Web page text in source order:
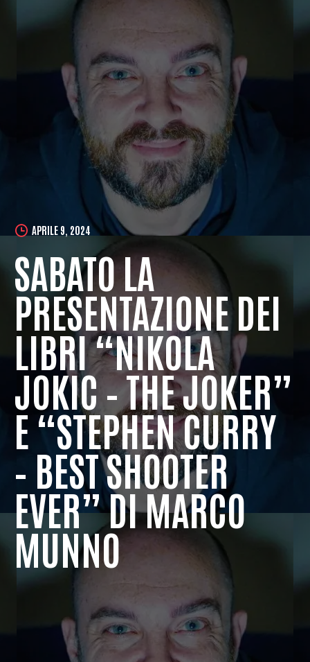
APRILE 9, 2024
SABATO LA
PRESENTAZIONE DEI
LIBRI “NIKOLA
JOKIC – THE JOKER”
E “STEPHEN CURRY
– BEST SHOOTER
EVER” DI MARCO
MUNNO